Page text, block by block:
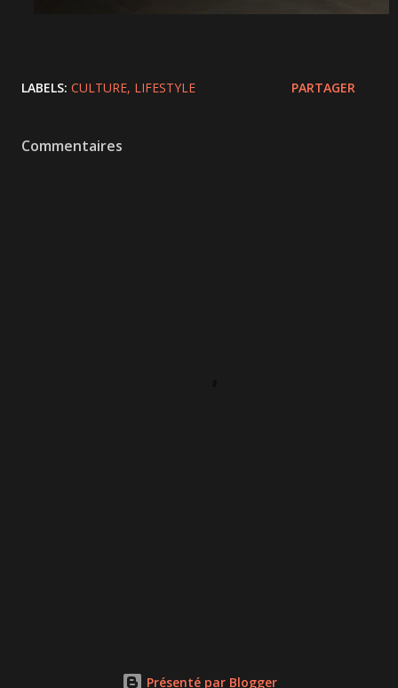
LABELS: CULTURE LIFESTYLE PARTAGER
Commentaires
Présenté par Blogger